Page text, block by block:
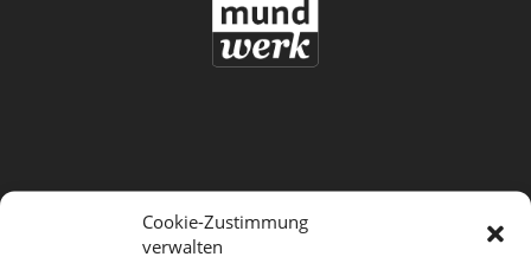
Cookie-Zustimmung
verwalten